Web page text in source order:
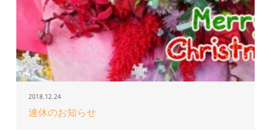
2018.12.24
連休のお知らせ